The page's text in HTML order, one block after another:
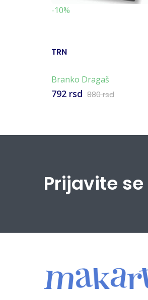
-10%
TRN
Branko Dragaš
792 rsd 880 rsd
Prijavite